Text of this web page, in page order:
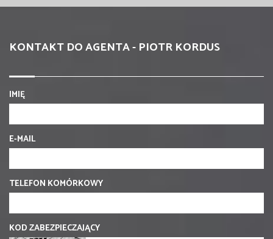
KONTAKT DO AGENTA - PIOTR KORDUS
IMIĘ
E-MAIL
TELEFON KOMÓRKOWY
KOD ZABEZPIECZAJĄCY